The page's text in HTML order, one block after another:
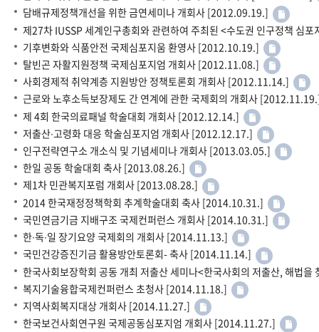
담배규제정책개선을 위한 금연세미나 개회사 [2012.09.19.]
제27차 IUSSP 세계인구총회와 관련하여 주최된 <수도권 인구정책 심
기후변화와 식품안전 국제심포지움 환영사 [2012.10.19.]
탈빈곤 자활지원정책 국제심포지엄 개회사 [2012.11.08.]
사회경제적 취약계층 지원방안 정책토론회 개회사 [2012.11.14.]
근로와 노후소득보장제도 간 연계에 관한 국제회의 개회사
제 4회 한국의료패널 학술대회 개회사 [2012.12.14.]
저출산∙고령화 대응 학술심포지엄 개회사 [2012.12.17.]
인구전략연구소 개소식 및 기념세미나 개회사 [2013.03.05.]
한일 공동 학술대회 축사 [2013.08.26.]
제1차 민관복지포럼 개회사 [2013.08.28.]
2014 한국재정정책학회 추계학술대회 축사 [2014.10.31.]
국민연금기금 지배구조 국제컨퍼런스 개회사 [2014.10.31.]
한∙독∙일 장기요양 국제회의 개회사 [2014.11.13.]
국민건강증진기금 활용방안토론회- 축사 [2014.11.14.]
한국사회보장학회 공동 개최 저출산 세미나<한국사회의 저출산, 해법
복지기술융합국제컨퍼런스 초청사 [2014.11.18.]
지역사회복지대상 개회사 [2014.11.27.]
한국보건사회연구원 국제공동심포지엄 개회사 [2014.11.27.]